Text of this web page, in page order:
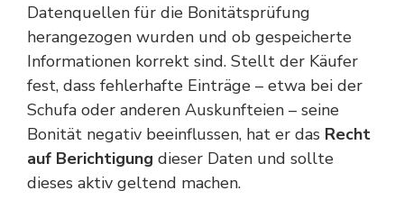
Datenquellen für die Bonitätsprüfung
herangezogen wurden und ob gespeicherte
Informationen korrekt sind. Stellt der Käufer
fest, dass fehlerhafte Einträge – etwa bei der
Schufa oder anderen Auskunfteien – seine
Bonität negativ beeinflussen, hat er das Recht
auf Berichtigung dieser Daten und sollte
dieses aktiv geltend machen.